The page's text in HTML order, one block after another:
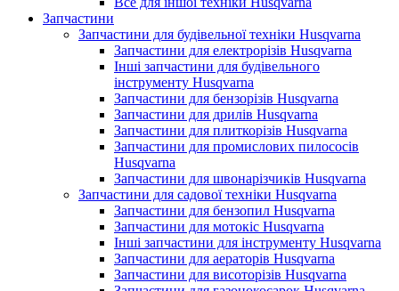
Запчастини
Запчастини для будівельної техніки Husqvarna
Запчастини для електрорізів Husqvarna
Інші запчастини для будівельного
інструменту Husqvarna
Запчастини для бензорізів Husqvarna
Запчастини для дрилів Husqvarna
Запчастини для плиткорізів Husqvarna
Запчастини для промислових пилососів
Husqvarna
Запчастини для швонарізчиків Husqvarna
Запчастини для садової техніки Husqvarna
Запчастини для бензопил Husqvarna
Запчастини для мотокіс Husqvarna
Інші запчастини для інструменту Husqvarna
Запчастини для аераторів Husqvarna
Запчастини для висоторізів Husqvarna